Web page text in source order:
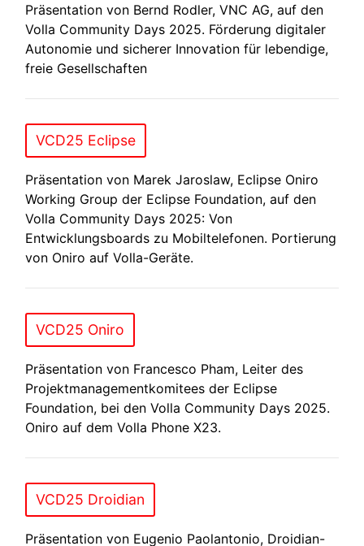
Präsentation von Bernd Rodler, VNC AG, auf den
Volla Community Days 2025. Förderung digitaler
Autonomie und sicherer Innovation für lebendige,
freie Gesellschaften
VCD25 Eclipse
Präsentation von Marek Jaroslaw, Eclipse Oniro
Working Group der Eclipse Foundation, auf den
Volla Community Days 2025: Von
Entwicklungsboards zu Mobiltelefonen. Portierung
von Oniro auf Volla-Geräte.
VCD25 Oniro
Präsentation von Francesco Pham, Leiter des
Projektmanagementkomitees der Eclipse
Foundation, bei den Volla Community Days 2025.
Oniro auf dem Volla Phone X23.
VCD25 Droidian
Präsentation von Eugenio Paolantonio, Droidian-